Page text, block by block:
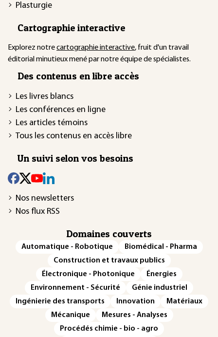
Plasturgie
Cartographie interactive
Explorez notrecartographie interactive, fruit d'un travail
éditorial minutieux mené par notre équipe de spécialistes.
Des contenus en libre accès
Les livres blancs
Les conférences en ligne
Les articles témoins
Tous les contenus en accès libre
Un suivi selon vos besoins
Nos newsletters
Nos flux RSS
Domaines couverts
Automatique - Robotique
Biomédical - Pharma
Construction et travaux publics
Électronique - Photonique
Énergies
Environnement - Sécurité
Génie industriel
Ingénierie des transports
Innovation
Matériaux
Mécanique
Mesures - Analyses
Procédés chimie - bio - agro